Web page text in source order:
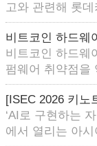
고와 관련해 롯
비트코인 하드웨
비트코인 하드웨
펌웨어 취약점을
[ISEC 2026 키노
‘AI로 구현하는
에서 열리는 아